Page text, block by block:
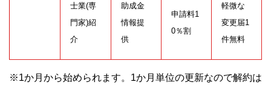
士業(専
門家)紹
介
助成金
情報提
供
申請料1
0％割
軽微な
変更届1
件無料
※1か月から始められます。1か月単位の更新なので解約は